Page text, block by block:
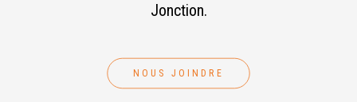
Jonction.
NOUS JOINDRE